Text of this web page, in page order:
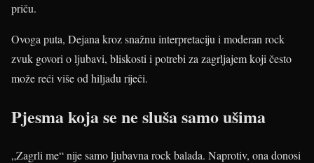
priču.
Ovoga puta, Dejana kroz snažnu interpretaciju i moderan rock
zvuk govori o ljubavi, bliskosti i potrebi za zagrljajem koji često
može reći više od hiljadu riječi.
Pjesma koja se ne sluša samo ušima
„Zagrli me“ nije samo ljubavna rock balada. Naprotiv, ona donosi